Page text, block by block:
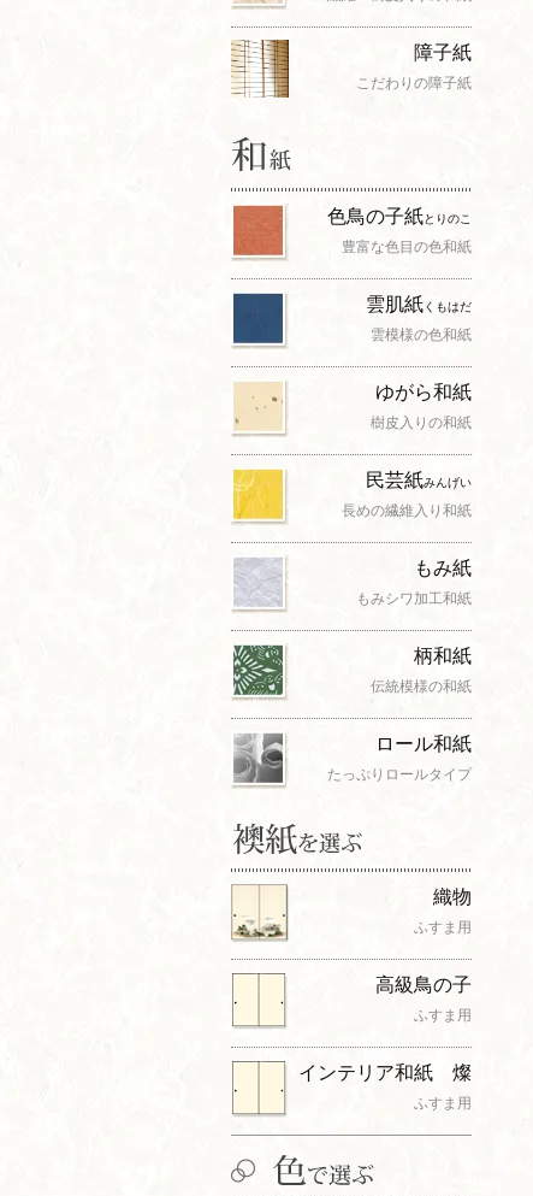
障子紙
こだわりの障子紙
色鳥の子紙とりのこ
豊富な色目の色和紙
雲肌紙くもはだ
雲模様の色和紙
ゆがら和紙
樹皮入りの和紙
民芸紙みんげい
長めの繊維入り和紙
もみ紙
もみシワ加工和紙
柄和紙
伝統模様の和紙
ロール和紙
たっぷりロールタイプ
織物
ふすま用
高級鳥の子
ふすま用
インテリア和紙 燦
ふすま用